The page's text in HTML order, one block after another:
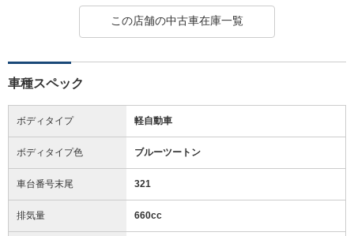
この店舗の中古車在庫一覧
車種スペック
ボディタイプ 軽自動車
ボディタイプ色 ブルーツートン
車台番号末尾 321
排気量 660cc